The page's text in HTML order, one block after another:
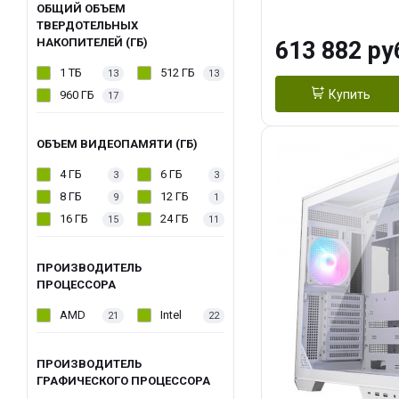
ОБЩИЙ ОБЪЕМ
ТВЕРДОТЕЛЬНЫХ
НАКОПИТЕЛЕЙ (ГБ)
1 ТБ 13 512 ГБ 13
960 ГБ 17
ОБЪЕМ ВИДЕОПАМЯТИ (ГБ)
4 ГБ 3 6 ГБ 3
8 ГБ 9 12 ГБ 1
16 ГБ 15 24 ГБ 11
ПРОИЗВОДИТЕЛЬ
ПРОЦЕССОРА
AMD 21 Intel 22
ПРОИЗВОДИТЕЛЬ
ГРАФИЧЕСКОГО ПРОЦЕССОРА
Turbo/ 960 ГБ
613 882
Купить